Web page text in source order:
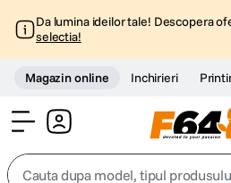
Da lumina ideilor tale! Descopera
selectia!
Magazin online Inchirieri
Cauta dupa model, tipul produsului,